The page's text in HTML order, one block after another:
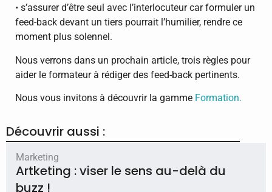
Découvrir aussi :
Marketing
Artketing : viser le sens au-delà du
buzz !
• s’assurer d’être seul avec l’interlocuteur car formuler un
feed-back devant un tiers pourrait l’humilier, rendre ce
moment plus solennel.
Nous verrons dans un prochain article, trois règles pour
aider le formateur à rédiger des feed-back pertinents.
Nous vous invitons à découvrir la gamme Formation.